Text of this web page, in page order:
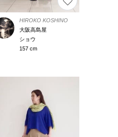
HIROKO KOSHINO
大阪高島屋
ショウ
157 cm